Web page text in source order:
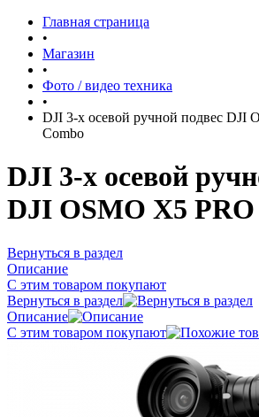
Главная страница
•
Магазин
•
Фото / видео техника
•
DJI 3-х осевой ручной подвес DJI
Combo
DJI 3-х осевой
DJI OSMO X5
Вернуться в раздел
Описание
С этим товаром покупают
Вернуться в раздел
Описание
С этим товаром покупают